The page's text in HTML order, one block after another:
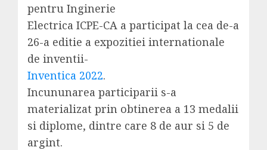
pentru Inginerie
Electrica ICPE-CA a participat la cea de-a
26-a editie a expozitiei internationale
de inventii-
Inventica 2022.
Incununarea participarii s-a
materializat prin obtinerea a 13 medalii
si diplome, dintre care 8 de aur si 5 de
argint.